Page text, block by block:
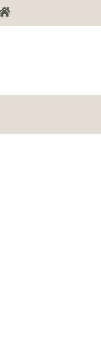
Zur Startseite